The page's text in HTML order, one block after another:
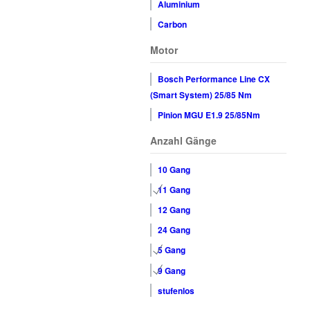
Aluminium
Carbon
Motor
Bosch Performance Line CX
(Smart System) 25/85 Nm
Pinion MGU E1.9 25/85Nm
Anzahl Gänge
10 Gang
11 Gang
12 Gang
24 Gang
5 Gang
9 Gang
stufenlos